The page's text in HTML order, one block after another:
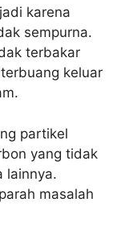
karena
sempurna.
terbakar
keluar
partikel
yang tidak
lainnya.
masalah